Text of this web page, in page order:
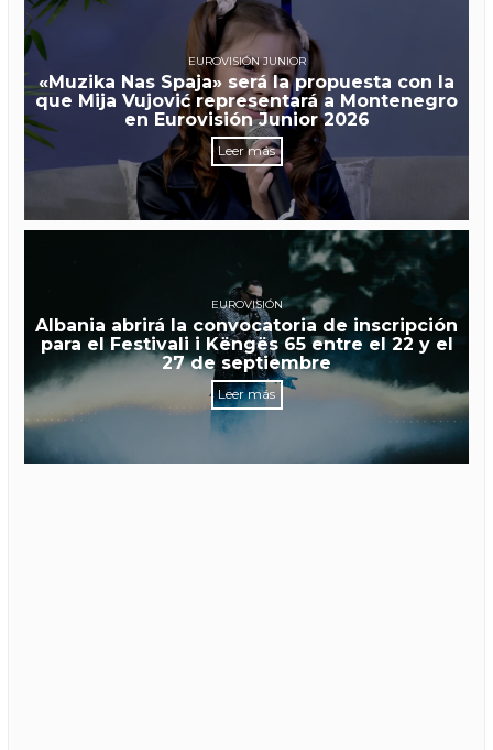
EUROVISIÓN JUNIOR
«Muzika Nas Spaja» será la propuesta con la
que Mija Vujović representará a Montenegro
en Eurovisión Junior 2026
Leer más
EUROVISIÓN
Albania abrirá la convocatoria de inscripción
para el Festivali i Këngës 65 entre el 22 y el
27 de septiembre
Leer más